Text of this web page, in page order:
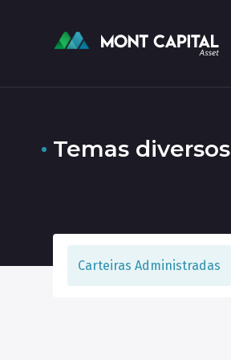
Temas diversos
Carteiras Administradas